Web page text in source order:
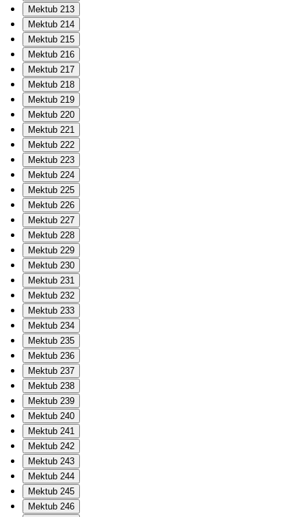
Mektub 213
Mektub 214
Mektub 215
Mektub 216
Mektub 217
Mektub 218
Mektub 219
Mektub 220
Mektub 221
Mektub 222
Mektub 223
Mektub 224
Mektub 225
Mektub 226
Mektub 227
Mektub 228
Mektub 229
Mektub 230
Mektub 231
Mektub 232
Mektub 233
Mektub 234
Mektub 235
Mektub 236
Mektub 237
Mektub 238
Mektub 239
Mektub 240
Mektub 241
Mektub 242
Mektub 243
Mektub 244
Mektub 245
Mektub 246